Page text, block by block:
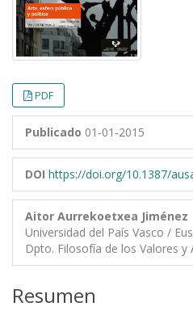
PDF
Publicado 01-01-2015
DOI https://doi.org/10.1387/
Aitor Aurrekoetxea Jiménez
Universidad del País Vasco /
Dpto. Filosofía de los Valores y
Resumen